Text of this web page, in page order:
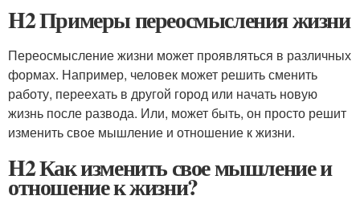
H2 Примеры переосмысления жизни
Переосмысление жизни может проявляться в различных
формах. Например, человек может решить сменить
работу, переехать в другой город или начать новую
жизнь после развода. Или, может быть, он просто решит
изменить свое мышление и отношение к жизни.
H2 Как изменить свое мышление и
отношение к жизни?